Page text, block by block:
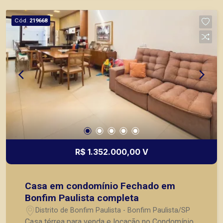
construção, são fotos de perspectiva, previsão
de entrega Julho/ 2025. A Piramid tem como
objetivo atender seus clientes com agilidade e
segurança, em locação, vendas de imóveis
prontos, usados ou mesmo nos principais
lançamentos da cidade de Ribeirão Preto.
Cód. 219668
R$ 1.352.000,00 V
Casa em condomínio Fechado em
Bonfim Paulista completa
Distrito de Bonfim Paulista - Bonfim Paulista/SP